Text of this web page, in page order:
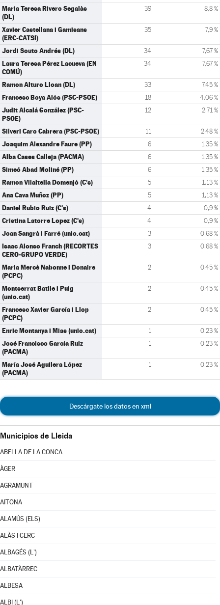
Maria Teresa Rivero Segalàs
(DL)
39 8,8 %
Xavier Castellana i Gamisans
(ERC-CATSI)
35 7,9 %
Jordi Souto Andrés (DL) 34 7,67 %
Laura Teresa Pérez Lacueva (EN
COMÚ)
34 7,67 %
Ramon Alturo Lloan (DL) 33 7,45 %
Francesc Boya Alós (PSC-PSOE) 18 4,06 %
Judit Alcalá González (PSC-
PSOE)
12 2,71 %
Silveri Caro Cabrera (PSC-PSOE) 11 2,48 %
Joaquim Alexandre Faure (PP) 6 1,35 %
Alba Cases Calleja (PACMA) 6 1,35 %
Simeó Abad Moliné (PP) 6 1,35 %
Ramon Vilaltella Domenjó (C's) 5 1,13 %
Ana Cava Muñoz (PP) 5 1,13 %
Daniel Rubio Ruiz (C's) 4 0,9 %
Cristina Latorre Lopez (C's) 4 0,9 %
Joan Sangrà i Farré (unio.cat) 3 0,68 %
Isaac Alonso Franch (RECORTES
CERO-GRUPO VERDE)
3 0,68 %
Maria Mercè Nabonne i Donaire
(PCPC)
2 0,45 %
Montserrat Batlle i Puig
(unio.cat)
2 0,45 %
Francesc Xavier García i Llop
(PCPC)
2 0,45 %
Enric Montanya i Mias (unio.cat) 1 0,23 %
José Francisco García Ruiz
(PACMA)
1 0,23 %
María José Aguilera López
(PACMA)
1 0,23 %
Descárgate los datos en xml
Municipios de Lleida
ABELLA DE LA CONCA
ÀGER
AGRAMUNT
AITONA
ALAMÚS (ELS)
ALÀS I CERC
ALBAGÉS (L')
ALBATÀRREC
ALBESA
ALBI (L')